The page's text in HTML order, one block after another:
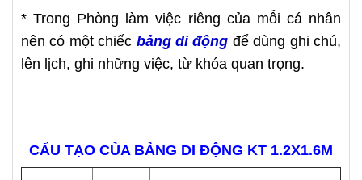
* Trong Phòng làm việc riêng của mỗi cá nhân
nên có một chiếc bảng di động để dùng ghi chú,
lên lịch, ghi những việc, từ khóa quan trọng.
CẤU TẠO CỦA BẢNG DI ĐỘNG KT 1.2X1.6M